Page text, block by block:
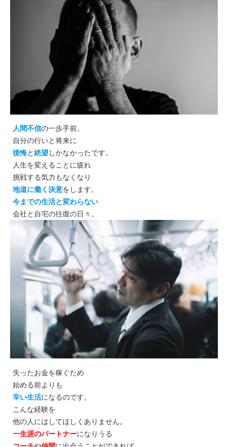
人間不信の一歩手前。
自分の行いと将来に
後悔と絶望しかなかったです。
人生を変えることに疲れ
挑戦する気力もなくなり
地道に働く決意をします。
今までの生活と変わらない
会社と自宅の往復の日々。
失ったお金を稼ぐため
始める前よりも
辛い生活になるのです。
こんな経験を
他の人にはしてほしくありません。
一生涯のパートナーになりうる